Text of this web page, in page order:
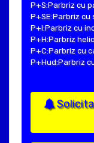
P+S:Parbriz cu
P+SE:Parbriz cu
P+I:Parbriz cu
P+H:Parbriz
P+C:Parbriz cu
P+Hud:Parbriz
Solicita